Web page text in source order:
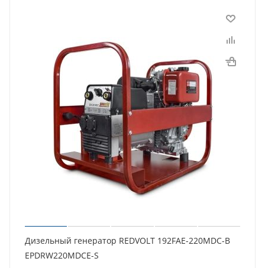
Дизельный генератор REDVOLT 192FAE-220MDC-B
EPDRW220MDCE-S